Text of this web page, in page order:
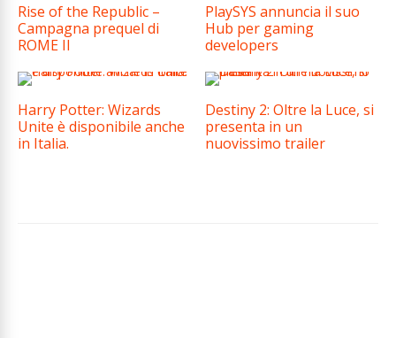
Rise of the Republic –
Campagna prequel di
ROME II
PlaySYS annuncia il suo
Hub per gaming
developers
Harry Potter: Wizards
Unite è disponibile anche
in Italia.
Destiny 2: Oltre la Luce, si
presenta in un
nuovissimo trailer